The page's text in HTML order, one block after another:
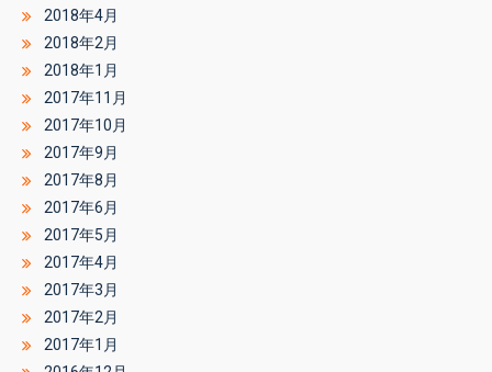
2018年4月
2018年2月
2018年1月
2017年11月
2017年10月
2017年9月
2017年8月
2017年6月
2017年5月
2017年4月
2017年3月
2017年2月
2017年1月